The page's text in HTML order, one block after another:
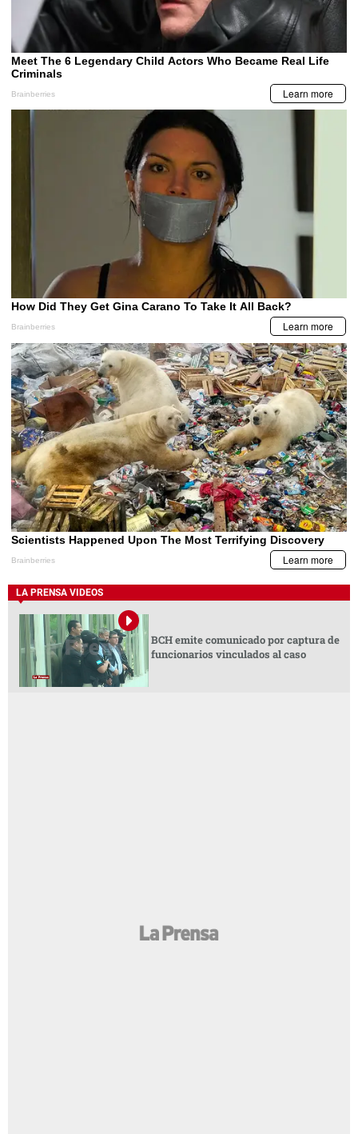
LA PRENSA VIDEOS
BCH emite comunicado por captura de
funcionarios vinculados al caso